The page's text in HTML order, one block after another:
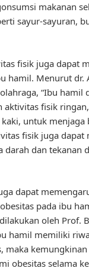
makanan
sayur-sayuran,
fisik juga dapat
hamil. Menurut dr.
“Ibu hamil
aktivitas fisik
untuk menjaga
fisik juga dapat
darah dan tekanan
dapat
pada ibu
oleh Prof.
hamil memiliki
maka
obesitas selama